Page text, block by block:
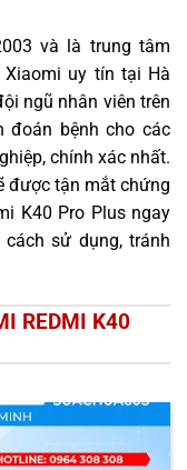
và là trung tâm
uy tín tại Hà
ngũ nhân viên trên
đoán bệnh cho các
chính xác nhất.
được tận mắt chứng
K40 Pro Plus ngay
sử dụng, tránh
REDMI K40